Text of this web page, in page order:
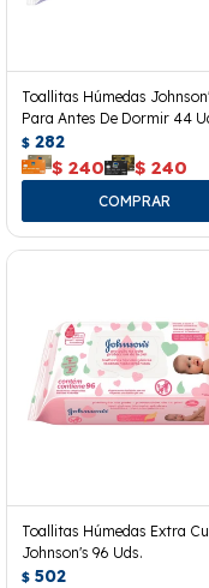
Toallitas Húmedas
Para Antes De Dormir 44
$ 282
$ 240 $ 240
Toallitas Húmedas Extra
Johnson's 96 Uds.
$ 502